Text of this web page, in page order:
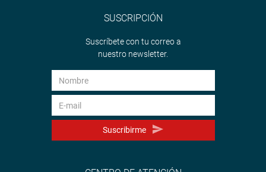
SUSCRIPCIÓN
Suscríbete con tu correo a
nuestro newsletter.
Suscribirme